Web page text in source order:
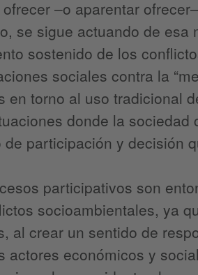
–o aparentar
se sigue actuando de
sostenido de los
sociales contra la
en torno al uso tradicional
donde la
de participación y decisión
participativos son
socioambientales, ya
al crear un sentido de
actores económicos y